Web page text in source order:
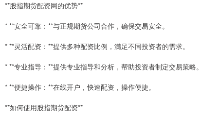
**股指期货配资网的优势**
* **安全可靠：**与正规期货公司合作，确保交易安全。
* **灵活配资：**提供多种配资比例，满足不同投资者的需求。
* **专业指导：**提供专业指导和分析，帮助投资者制定交易策略。
* **便捷操作：**在线开户，快速配资，操作便捷。
**如何使用股指期货配资**